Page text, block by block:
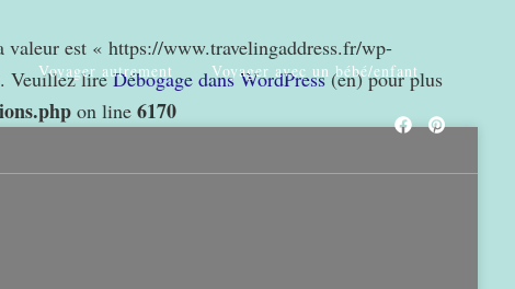
est « https://www.travelingaddress.fr/wp-
Veuillez lireDébogage dans WordPress(en) pour plus
on line 6170
Voyager autrement Voyager avec un bébé/enfant